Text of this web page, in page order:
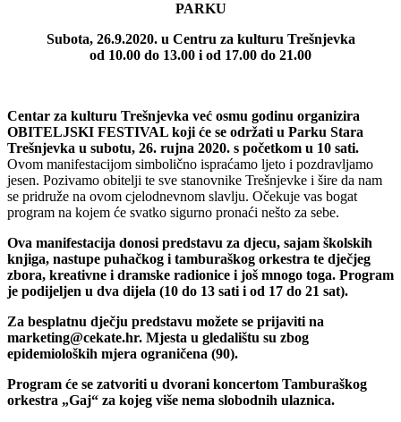
PARKU
Subota, 26.9.2020. u Centru za kulturu Trešnjevka
od 10.00 do 13.00 i od 17.00 do 21.00
Centar za kulturu Trešnjevka već osmu godinu organizira
OBITELJSKI FESTIVAL koji će se održati u Parku Stara
Trešnjevka u subotu, 26. rujna 2020. s početkom u 10 sati.
Ovom manifestacijom simbolično ispraćamo ljeto i pozdravljamo
jesen. Pozivamo obitelji te sve stanovnike Trešnjevke i šire da nam
se pridruže na ovom cjelodnevnom slavlju. Očekuje vas bogat
program na kojem će svatko sigurno pronaći nešto za sebe.
Ova manifestacija donosi predstavu za djecu, sajam školskih
knjiga, nastupe puhačkog i tamburaškog orkestra te dječjeg
zbora, kreativne i dramske radionice i još mnogo toga. Program
je podijeljen u dva dijela (10 do 13 sati i od 17 do 21 sat).
Za besplatnu dječju predstavu možete se prijaviti na
marketing@cekate.hr. Mjesta u gledalištu su zbog
epidemioloških mjera ograničena (90).
Program će se zatvoriti u dvorani koncertom Tamburaškog
orkestra „Gaj“ za kojeg više nema slobodnih ulaznica.